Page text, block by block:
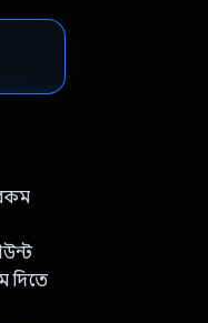
দিতে